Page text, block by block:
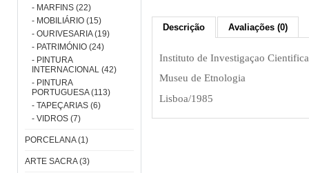
- MARFINS (22)
- MOBILIÁRIO (15)
- OURIVESARIA (19)
- PATRIMÓNIO (24)
- PINTURA
INTERNACIONAL (42)
- PINTURA
PORTUGUESA (113)
- TAPEÇARIAS (6)
- VIDROS (7)
PORCELANA (1)
ARTE SACRA (3)
Descrição Avaliações (0)
Instituto de Investigaçao
Museu de Etnologia
Lisboa/1985